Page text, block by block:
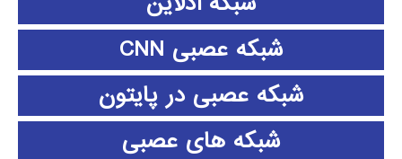
شبکه عصبی CNN
شبکه عصبی در پایتون
شبکه های عصبی